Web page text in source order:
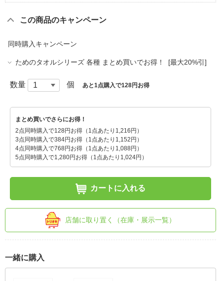
この商品のキャンペーン
同時購入キャンペーン
ためのタオルシリーズ 各種 まとめ買いでお得！ [最大20%引]
数量 個 あと1点購入で128円お得
まとめ買いでさらにお得！
2点同時購入で128円お得（1点あたり1,216円）
3点同時購入で384円お得（1点あたり1,152円）
4点同時購入で768円お得（1点あたり1,088円）
5点同時購入で1,280円お得（1点あたり1,024円）
カートに入れる
店舗に取り置く（在庫・展示一覧）
一緒に購入